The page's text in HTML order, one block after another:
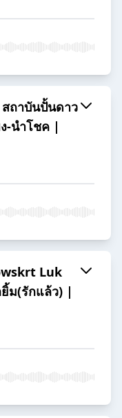
สถาบันปั้นดาว
-นำโชค |
Luk
ม(รักแล้ว) |